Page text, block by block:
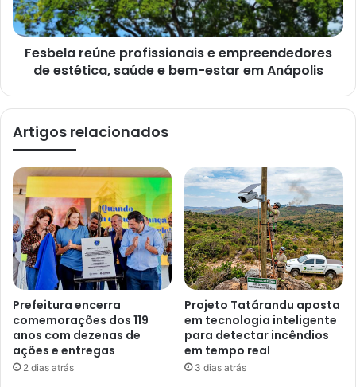
Fesbela reúne profissionais e empreendedores
de estética, saúde e bem-estar em Anápolis
Artigos relacionados
Prefeitura encerra
comemorações dos 119
anos com dezenas de
ações e entregas
2 dias atrás
Projeto Tatárandu aposta
em tecnologia inteligente
para detectar incêndios
em tempo real
3 dias atrás